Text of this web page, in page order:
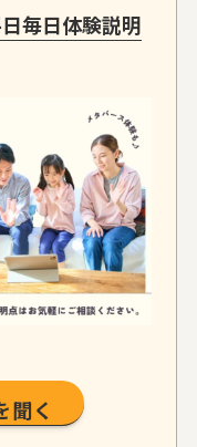
毎日体験説明
聞く